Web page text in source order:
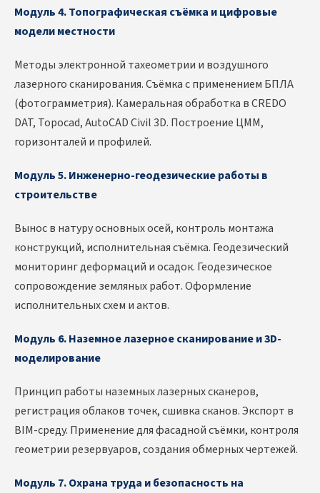
Модуль 4. Топографическая съёмка и цифровые
модели местности
Методы электронной тахеометрии и воздушного
лазерного сканирования. Съёмка с применением БПЛА
(фотограмметрия). Камеральная обработка в CREDO
DAT, Topocad, AutoCAD Civil 3D. Построение ЦММ,
горизонталей и профилей.
Модуль 5. Инженерно-геодезические работы в
строительстве
Вынос в натуру основных осей, контроль монтажа
конструкций, исполнительная съёмка. Геодезический
мониторинг деформаций и осадок. Геодезическое
сопровождение земляных работ. Оформление
исполнительных схем и актов.
Модуль 6. Наземное лазерное сканирование и 3D-
моделирование
Принцип работы наземных лазерных сканеров,
регистрация облаков точек, сшивка сканов. Экспорт в
BIM-среду. Применение для фасадной съёмки, контроля
геометрии резервуаров, создания обмерных чертежей.
Модуль 7. Охрана труда и безопасность на